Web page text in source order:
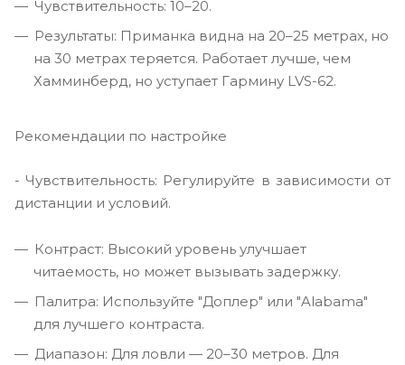
Чувствительность: 10–20.
Результаты: Приманка видна на 20–25 метрах, но
на 30 метрах теряется. Работает лучше, чем
Хамминберд, но уступает Гармину LVS-62.
Рекомендации по настройке
- Чувствительность: Регулируйте в зависимости от
дистанции и условий.
Контраст: Высокий уровень улучшает
читаемость, но может вызывать задержку.
Палитра: Используйте "Доплер" или "Alabama"
для лучшего контраста.
Диапазон: Для ловли — 20–30 метров. Для